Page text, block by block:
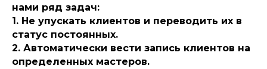
нами ряд задач:
1. Не упускать клиентов и переводить их в
статус постоянных.
2. Автоматически вести запись клиентов на
определенных мастеров.